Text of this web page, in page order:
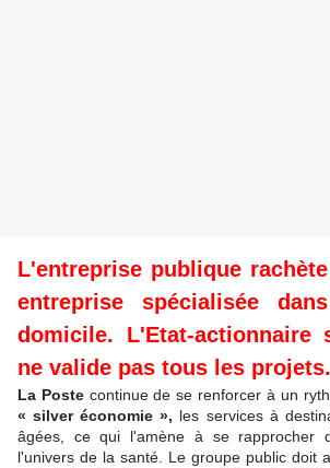
L'entreprise publique
entreprise spécialisée
domicile. L'Etat-actionnaire
ne valide pas tous les projets.
La Postecontinue de se renforcer à un
« silver économie », les services à
âgées, ce qui l'amène à se rapprocher
l'univers de la santé. Le groupe public doit